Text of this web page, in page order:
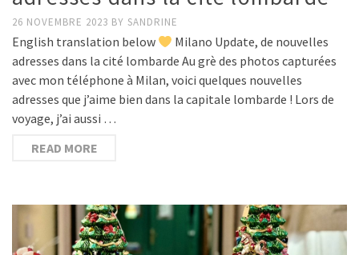
26 NOVEMBRE 2023 BY SANDRINE
English translation below
Milano Update, de nouvelles
adresses dans la cité lombarde Au grè des photos capturées
avec mon téléphone à Milan, voici quelques nouvelles
adresses que j’aime bien dans la capitale lombarde ! Lors de
voyage, j’ai aussi …
READ MORE